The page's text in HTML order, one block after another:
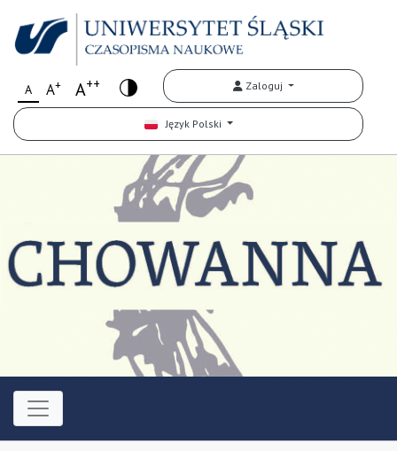
A A+ A++ Zaloguj
Język Polski